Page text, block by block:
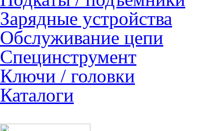
Зарядные устройства
Обслуживание цепи
Специнструмент
Ключи / головки
Каталоги